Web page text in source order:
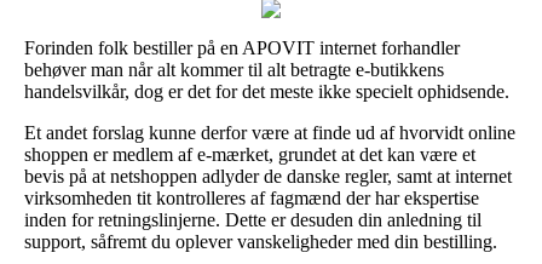
Forinden folk bestiller på en APOVIT internet forhandler
behøver man når alt kommer til alt betragte e-butikkens
handelsvilkår, dog er det for det meste ikke specielt ophidsende.
Et andet forslag kunne derfor være at finde ud af hvorvidt online
shoppen er medlem af e-mærket, grundet at det kan være et
bevis på at netshoppen adlyder de danske regler, samt at internet
virksomheden tit kontrolleres af fagmænd der har ekspertise
inden for retningslinjerne. Dette er desuden din anledning til
support, såfremt du oplever vanskeligheder med din bestilling.